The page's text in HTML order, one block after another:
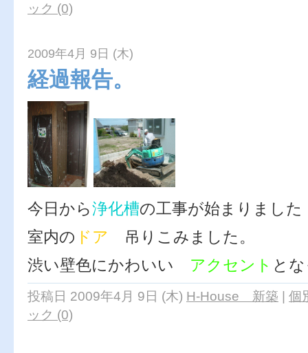
ック (0)
2009年4月 9日 (木)
経過報告。
今日から浄化槽の工事が始まりました
室内の ドア 吊りこみました。
渋い壁色にかわいい アクセント と
投稿日 2009年4月 9日 (木) H-House 新築 | 個
ック (0)